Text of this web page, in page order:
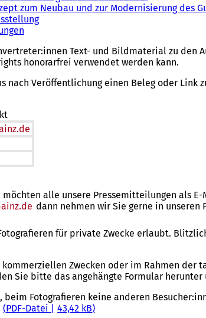
zum Neubau und zur Modernisierung des
Text- und Bildmaterial zu den
honorarfrei verwendet werden kann.
nach Veröffentlichung einen Beleg oder
de
alle unsere Pressemitteilungen als
de dann nehmen wir Sie gerne in unseren
für private Zwecke erlaubt.
kommerziellen Zwecken oder im Rahmen
Sie bitte das angehängte Formular
Fotografieren keine anderen
PDF-Datei
43,42 kB